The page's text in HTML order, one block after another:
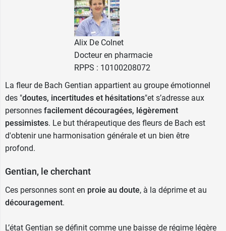
Alix De Colnet
Docteur en pharmacie
RPPS : 10100208072
La fleur de Bach Gentian appartient au groupe émotionnel
des "doutes, incertitudes et hésitations"et s’adresse aux
personnes facilement découragées, légèrement
pessimistes. Le but thérapeutique des fleurs de Bach est
d'obtenir une harmonisation générale et un bien être
profond.
Gentian, le cherchant
Ces personnes sont en proie au doute, à la déprime et au
découragement.
L’état Gentian se définit comme une baisse de régime légère